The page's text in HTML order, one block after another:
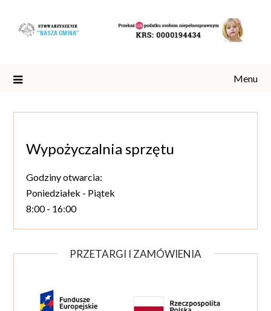
content
Menu
Wypożyczalnia sprzętu
Godziny otwarcia:
Poniedziałek - Piątek
8:00 - 16:00
PRZETARGI I ZAMÓWIENIA